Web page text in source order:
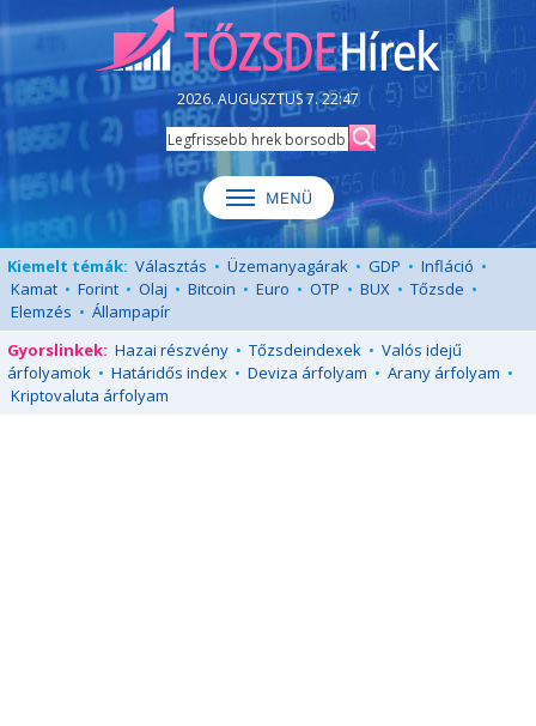
2026. AUGUSZTUS 7. 22:47
Kiemelt témák: Választás • Üzemanyagárak • GDP • Infláció •
Kamat • Forint • Olaj • Bitcoin • Euro • OTP • BUX • Tőzsde •
Elemzés • Állampapír
Gyorslinkek: Hazai részvény • Tőzsdeindexek • Valós idejű
árfolyamok • Határidős index • Deviza árfolyam • Arany árfolyam •
Kriptovaluta árfolyam